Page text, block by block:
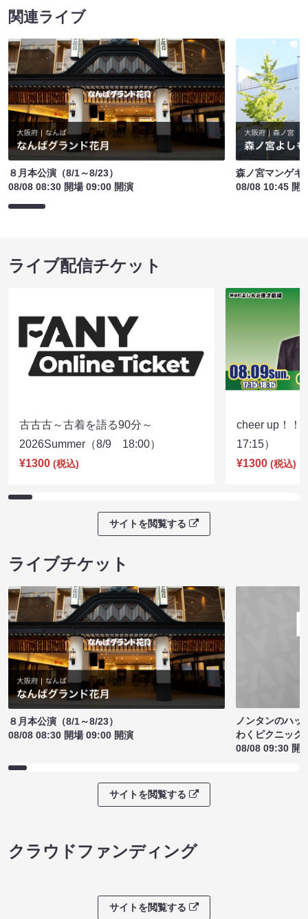
関連ライブ
８月本公演（8/1～8/23）
08/08 08:30 開場 09:00 開演
森ノ宮マンゲキ
08/08 10:45 開
ライブ配信チケット
古古古～古着を語る90分～
2026Summer（8/9 18:00）
¥1300 (税込)
cheer up！
17:15）
¥1300 (税込)
サイトを閲覧する
ライブチケット
８月本公演（8/1～8/23）
08/08 08:30 開場 09:00 開演
ノンタンのハッ
わくピクニック
08/08 09:30 開
サイトを閲覧する
クラウドファンディング
サイトを閲覧する